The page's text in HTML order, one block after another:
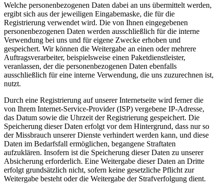
Welche personenbezogenen Daten dabei an uns übermittelt werden,
ergibt sich aus der jeweiligen Eingabemaske, die für die
Registrierung verwendet wird. Die von Ihnen eingegebenen
personenbezogenen Daten werden ausschließlich für die interne
Verwendung bei uns und für eigene Zwecke erhoben und
gespeichert. Wir können die Weitergabe an einen oder mehrere
Auftragsverarbeiter, beispielsweise einen Paketdienstleister,
veranlassen, der die personenbezogenen Daten ebenfalls
ausschließlich für eine interne Verwendung, die uns zuzurechnen ist,
nutzt.
Durch eine Registrierung auf unserer Internetseite wird ferner die
von Ihrem Internet-Service-Provider (ISP) vergebene IP-Adresse,
das Datum sowie die Uhrzeit der Registrierung gespeichert. Die
Speicherung dieser Daten erfolgt vor dem Hintergrund, dass nur so
der Missbrauch unserer Dienste verhindert werden kann, und diese
Daten im Bedarfsfall ermöglichen, begangene Straftaten
aufzuklären. Insofern ist die Speicherung dieser Daten zu unserer
Absicherung erforderlich. Eine Weitergabe dieser Daten an Dritte
erfolgt grundsätzlich nicht, sofern keine gesetzliche Pflicht zur
Weitergabe besteht oder die Weitergabe der Strafverfolgung dient.